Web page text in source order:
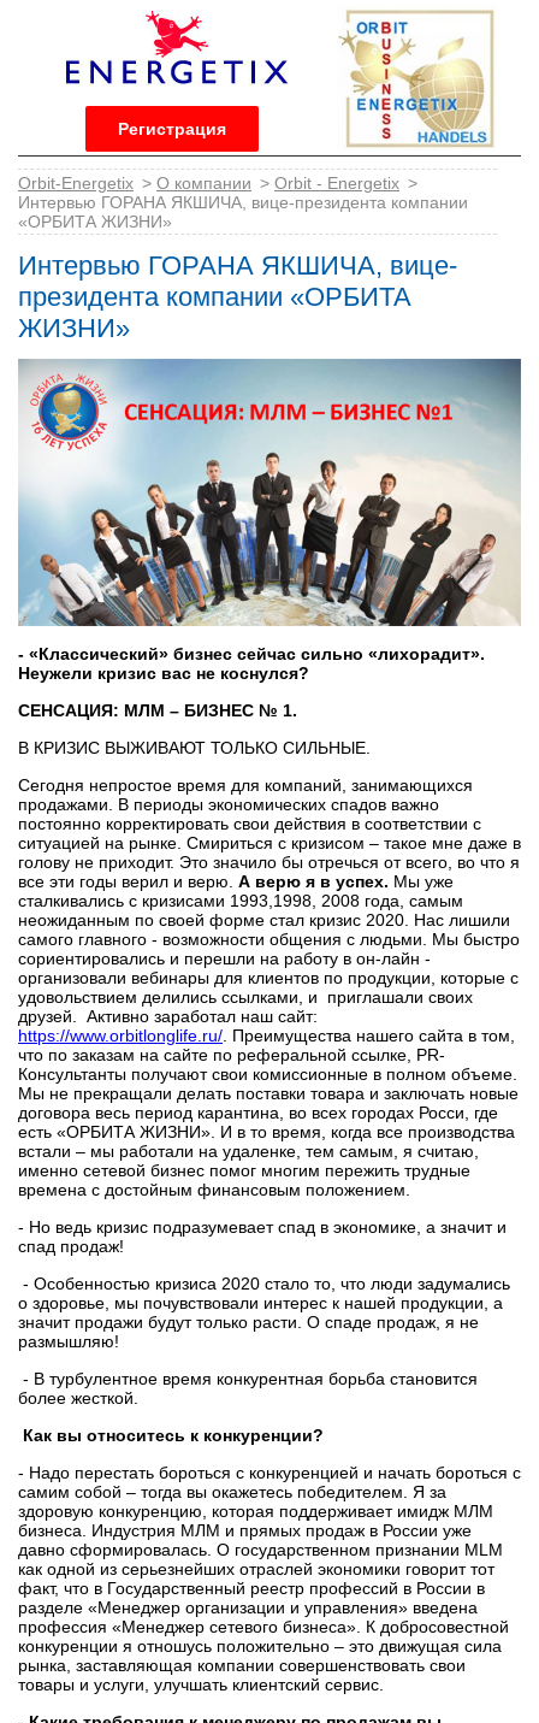
Регистрация
Orbit-Energetix > О компании > Orbit - Energetix >
Интервью ГОРАНА ЯКШИЧА, вице-президента компании
«ОРБИТА ЖИЗНИ»
Интервью ГОРАНА ЯКШИЧА, вице-
президента компании «ОРБИТА
ЖИЗНИ»
- «Классический» бизнес сейчас сильно «лихорадит».
Неужели кризис вас не коснулся?
СЕНСАЦИЯ: МЛМ – БИЗНЕС № 1.
В КРИЗИС ВЫЖИВАЮТ ТОЛЬКО СИЛЬНЫЕ.
Сегодня непростое время для компаний, занимающихся
продажами. В периоды экономических спадов важно
постоянно корректировать свои действия в соответствии с
ситуацией на рынке. Смириться с кризисом – такое мне даже в
голову не приходит. Это значило бы отречься от всего, во что я
все эти годы верил и верю. А верю я в успех. Мы уже
сталкивались с кризисами 1993,1998, 2008 года, самым
неожиданным по своей форме стал кризис 2020. Нас лишили
самого главного - возможности общения с людьми. Мы быстро
сориентировались и перешли на работу в он-лайн -
организовали вебинары для клиентов по продукции, которые с
удовольствием делились ссылками, и приглашали своих
друзей. Активно заработал наш сайт:
https://www.orbitlonglife.ru/. Преимущества нашего сайта в том,
что по заказам на сайте по реферальной ссылке, PR-
Консультанты получают свои комиссионные в полном объеме.
Мы не прекращали делать поставки товара и заключать новые
договора весь период карантина, во всех городах Росси, где
есть «ОРБИТА ЖИЗНИ». И в то время, когда все производства
встали – мы работали на удаленке, тем самым, я считаю,
именно сетевой бизнес помог многим пережить трудные
времена с достойным финансовым положением.
- Но ведь кризис подразумевает спад в экономике, а значит и
спад продаж!
- Особенностью кризиса 2020 стало то, что люди задумались
о здоровье, мы почувствовали интерес к нашей продукции, а
значит продажи будут только расти. О спаде продаж, я не
размышляю!
- В турбулентное время конкурентная борьба становится
более жесткой.
Как вы относитесь к конкуренции?
- Надо перестать бороться с конкуренцией и начать бороться с
самим собой – тогда вы окажетесь победителем. Я за
здоровую конкуренцию, которая поддерживает имидж МЛМ
бизнеса. Индустрия МЛМ и прямых продаж в России уже
давно сформировалась. О государственном признании MLM
как одной из серьезнейших отраслей экономики говорит тот
факт, что в Государственный реестр профессий в России в
разделе «Менеджер организации и управления» введена
профессия «Менеджер сетевого бизнеса». К добросовестной
конкуренции я отношусь положительно – это движущая сила
рынка, заставляющая компании совершенствовать свои
товары и услуги, улучшать клиентский сервис.